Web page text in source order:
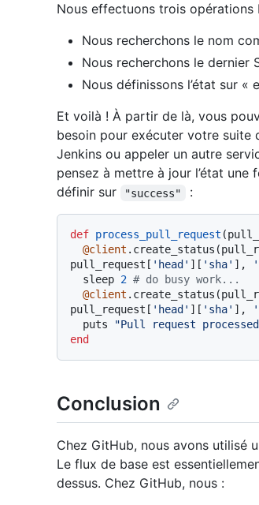
Nous effectuons trois opérations
Nous recherchons le nom
Nous recherchons le dernier
Nous définissons l’état sur «
Et voilà ! À partir de là, vous
besoin pour exécuter votre suite
Jenkins ou appeler un autre
pensez à mettre à jour l’état une
définir sur
"success" :
def process_pull_request (
@client
pull_request[ 'head' ][ 'sha' ],
  sleep
2 # do busy work...
@client
pull_request[ 'head' ][ 'sha' ],
  puts
"Pull request
end
Conclusion
Chez GitHub, nous avons utilisé
Le flux de base est
dessus. Chez GitHub, nous :